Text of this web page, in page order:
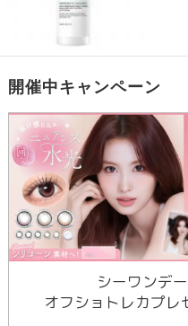
開催中キャンペーン
シーワンデー
オフショトレカプレ